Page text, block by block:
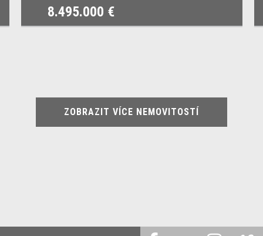
8.495.000 €
ZOBRAZIT VÍCE NEMOVITOSTÍ